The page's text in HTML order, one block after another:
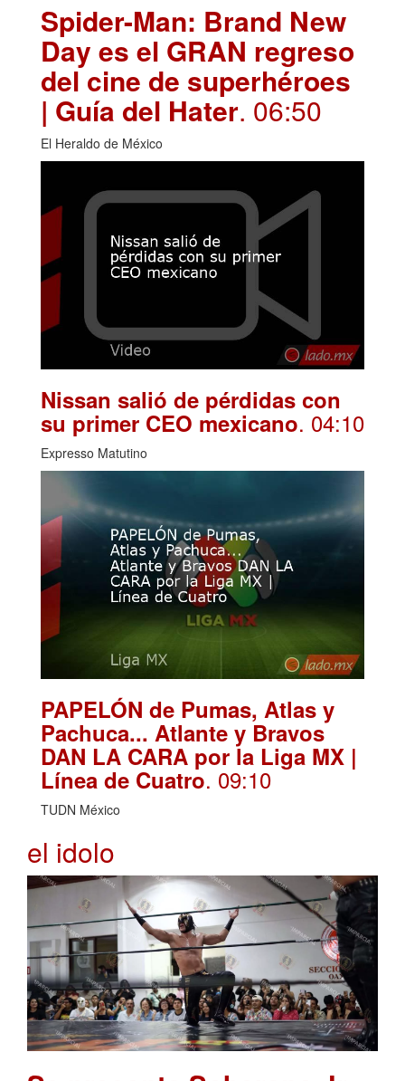
Spider-Man: Brand New
Day es el GRAN regreso
del cine de superhéroes
| Guía del Hater. 06:50
El Heraldo de México
Nissan salió de pérdidas con
su primer CEO mexicano. 04:10
Expresso Matutino
PAPELÓN de Pumas, Atlas y
Pachuca... Atlante y Bravos
DAN LA CARA por la Liga MX |
Línea de Cuatro. 09:10
TUDN México
el idolo